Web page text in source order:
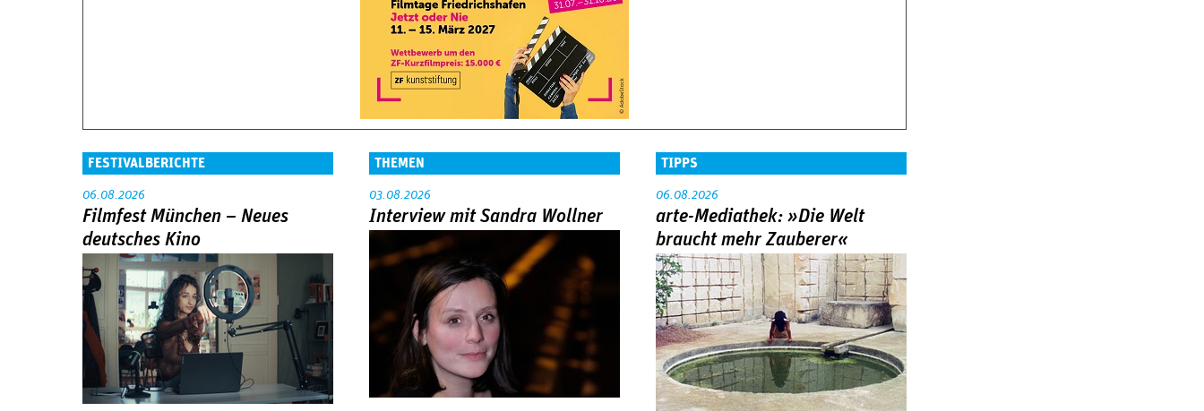
FESTIVALBERICHTE
06.08.2026
Filmfest München – Neues
deutsches Kino
THEMEN
03.08.2026
Interview mit Sandra Wollner
TIPPS
06.08.2026
arte-Mediathek: »Die Welt
braucht mehr Zauberer«